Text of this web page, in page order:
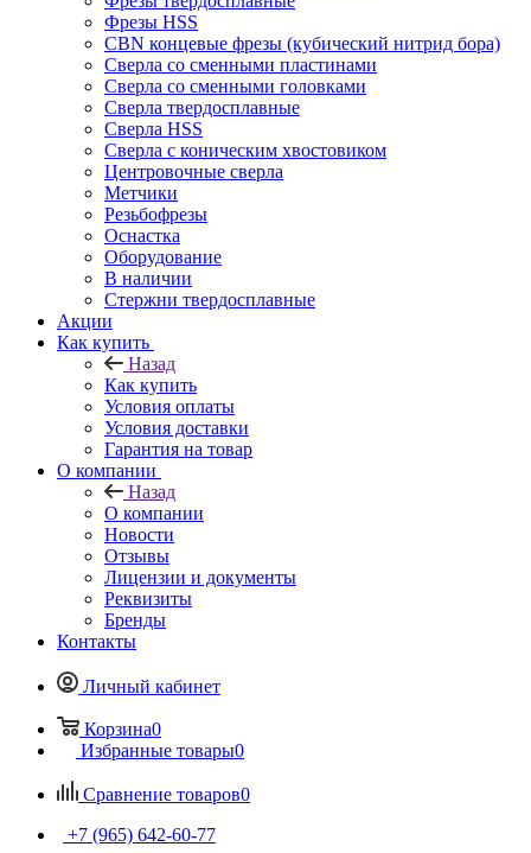
Фрезы HSS
CBN концевые фрезы (кубический нитрид бора)
Сверла со сменными пластинами
Сверла со сменными головками
Сверла твердосплавные
Сверла HSS
Сверла с коническим хвостовиком
Центровочные сверла
Метчики
Резьбофрезы
Оснастка
Оборудование
В наличии
Стержни твердосплавные
Акции
Как купить
Назад
Как купить
Условия оплаты
Условия доставки
Гарантия на товар
О компании
Назад
О компании
Новости
Отзывы
Лицензии и документы
Реквизиты
Бренды
Контакты
Личный кабинет
Корзина0
Избранные товары0
Сравнение товаров0
+7 (965) 642-60-77